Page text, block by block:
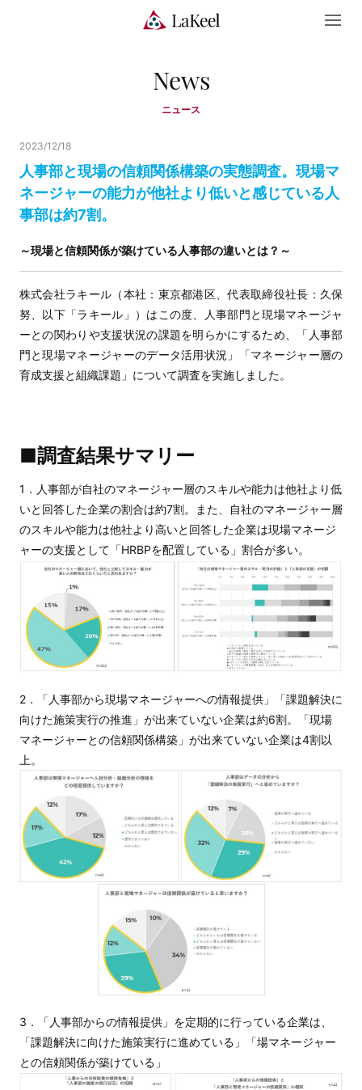
News
ニュース
人事部と現場の信頼関係構築の実態調査。現場マ
ネージャーの能力が他社より低いと感じている人
事部は約7割。
2023/12/18
～現場と信頼関係が築けている人事部の違いとは？～
株式会社ラキール（本社：東京都港区、代表取締役社長：久保
努、以下「ラキール」）はこの度、人事部門と現場マネージャ
ーとの関わりや支援状況の課題を明らかにするため、「人事部
門と現場マネージャーのデータ活用状況」「マネージャー層の
育成支援と組織課題」について調査を実施しました。
■調査結果サマリー
1．人事部が自社のマネージャー層のスキルや能力は他社より低
いと回答した企業の割合は約7割。また、自社のマネージャー層
のスキルや能力は他社より高いと回答した企業は現場マネージ
ャーの支援として「HRBPを配置している」割合が多い。
2．「人事部から現場マネージャーへの情報提供」「課題解決に
向けた施策実行の推進」が出来ていない企業は約6割。「現場
マネージャーとの信頼関係構築」が出来ていない企業は4割以
上。
3．「人事部からの情報提供」を定期的に行っている企業は、
「課題解決に向けた施策実行に進めている」「場マネージャー
との信頼関係が築けている」